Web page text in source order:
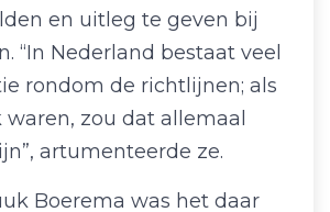
en uitleg te geven bij
“In Nederland bestaat veel
rondom de richtlijnen; als
zou dat allemaal
artumenteerde ze.
Boerema was het daar